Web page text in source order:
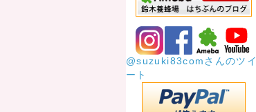
@suzuki83comさんのツイ
ート